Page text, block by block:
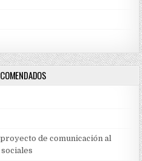
proyecto de comunicación al